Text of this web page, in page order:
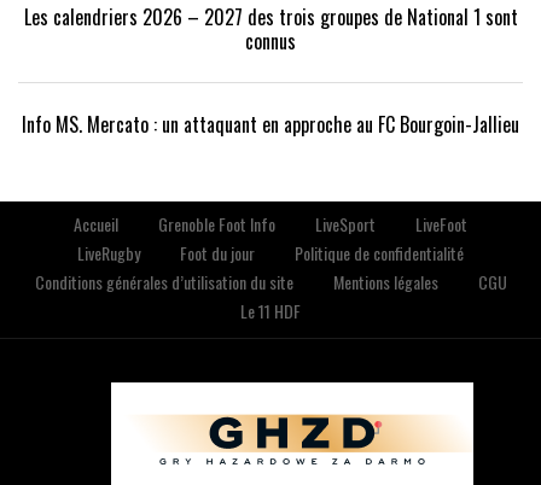
Les calendriers 2026 – 2027 des trois groupes de National 1 sont
connus
Info MS. Mercato : un attaquant en approche au FC Bourgoin-Jallieu
Accueil Grenoble Foot Info LiveSport
LiveFoot
LiveRugby
Foot du jour
Politique de confidentialité
Conditions générales d’utilisation du site
Mentions légales
CGU
Le 11 HDF